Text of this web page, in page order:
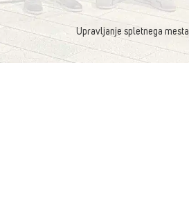
Upravljanje spletnega mesta